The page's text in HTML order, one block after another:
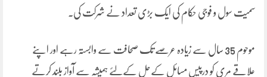
سمیت سول و فوجی حکام کی ایک بڑی تعداد نے شرکت کی۔
موحوم 35 سال سے زیادہ عرصے تک صحافت سے وابستہ رہے اور اپنے
علاقے مری کو درپیس مسائل کےحل کےلئے ہمیشہ سے آواز بلند کرتے